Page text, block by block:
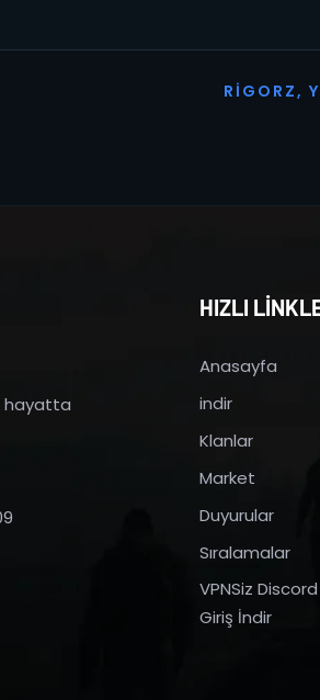
R I G O R Z, Y
hayatta
HIZLI
Anasayfa
indir
Klanlar
Market
Duyurular
Sıralamalar
VPNSiz Discord
Giriş İndir